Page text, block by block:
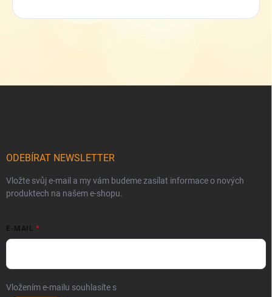
ODEBÍRAT NEWSLETTER
Vložte svůj e-mail a my vám budeme zasílat informace o nových
produktech na našem e-shopu.
E-MAIL
Vložením e-mailu souhlasíte s